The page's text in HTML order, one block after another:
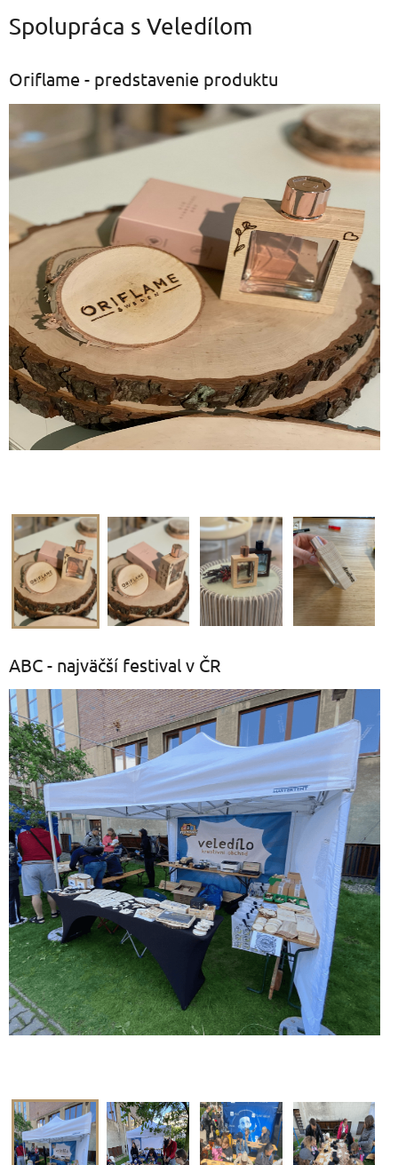
Spolupráca s Veledílom
Oriflame - predstavenie produktu
ABC - najväčší festival v ČR